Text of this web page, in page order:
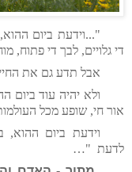
"...וידעת ביום
די גלויים, לבך די פתוח,
אבל תדע גם את
ולא יהיה עוד ביום
אור חי, שופע מכל
וידעת ביום
לדעת …"